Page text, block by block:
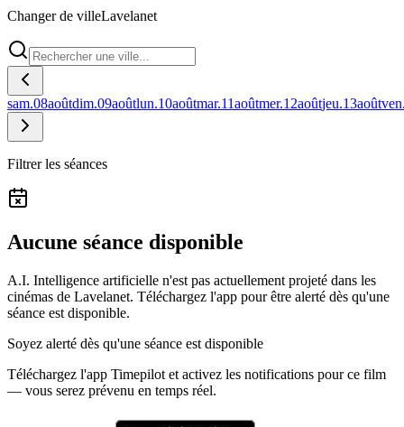
Changer de villeLavelanet
sam.08aoûtdim.09aoûtlun.10aoûtmar.11aoûtmer.12aoûtjeu.13août
Filtrer les séances
Aucune séance disponible
A.I. Intelligence artificielle n'est pas actuellement projeté dans les
cinémas de Lavelanet. Téléchargez l'app pour être alerté dès qu'une
séance est disponible.
Soyez alerté dès qu'une séance est disponible
Téléchargez l'app Timepilot et activez les notifications pour ce film
— vous serez prévenu en temps réel.